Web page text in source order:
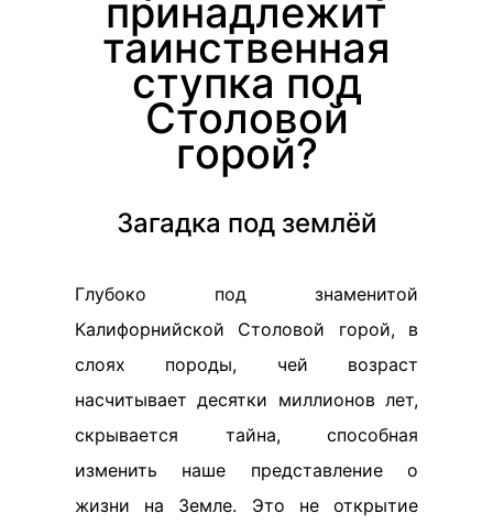
принадлежит
таинственная
ступка под
Столовой
горой?
Загадка под землёй
Глубоко под знаменитой
Калифорнийской Столовой горой, в
слоях породы, чей возраст
насчитывает десятки миллионов лет,
скрывается тайна, способная
изменить наше представление о
жизни на Земле. Это не открытие